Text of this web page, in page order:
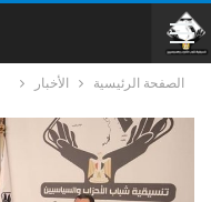
الصفحة الرئيسية الأخبار